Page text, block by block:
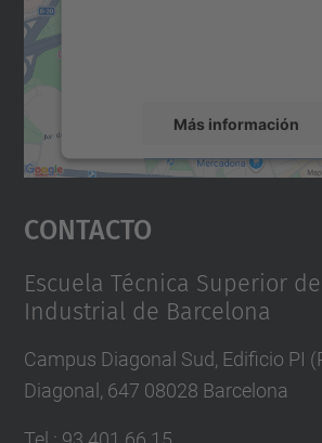
Más información
Aceptar
powered by
Contacto
Escuela Técnica Superior
Industrial de Barcelona
Campus Diagonal Sud, Edificio PI
Diagonal, 647 08028 Barcelona